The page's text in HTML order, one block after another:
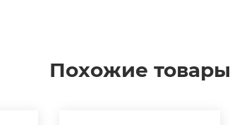
Похожие товары